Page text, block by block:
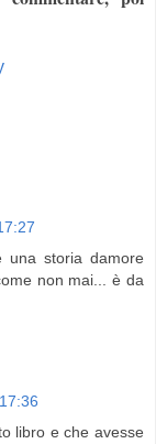
una storia damore
non mai... è da
libro e che avesse